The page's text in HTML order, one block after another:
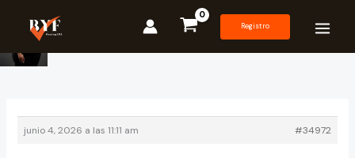
contenido
Registro
junio 4, 2026 a las 11:11 am #34972